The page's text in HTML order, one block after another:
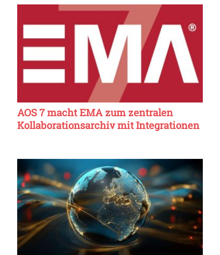
AOS 7 macht EMA zum zentralen
Kollaborationsarchiv mit Integrationen